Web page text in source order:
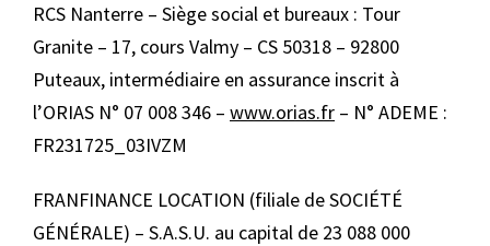
RCS Nanterre – Siège social et bureaux : Tour
Granite – 17, cours Valmy – CS 50318 – 92800
Puteaux, intermédiaire en assurance inscrit à
l’ORIAS N° 07 008 346 – www.orias.fr – N° ADEME :
FR231725_03IVZM
FRANFINANCE LOCATION (filiale de SOCIÉTÉ
GÉNÉRALE) – S.A.S.U. au capital de 23 088 000